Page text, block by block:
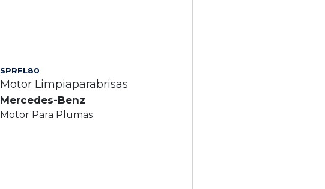
SPRFL80
Motor Limpiaparabrisas
Mercedes-Benz
Motor Para Plumas